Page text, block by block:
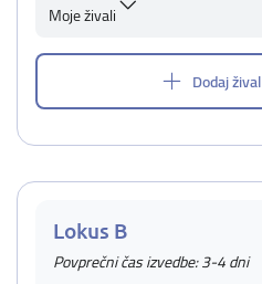
Moje živali
Dodaj žival
Lokus B
Povprečni čas izvedbe: 3-4 dni